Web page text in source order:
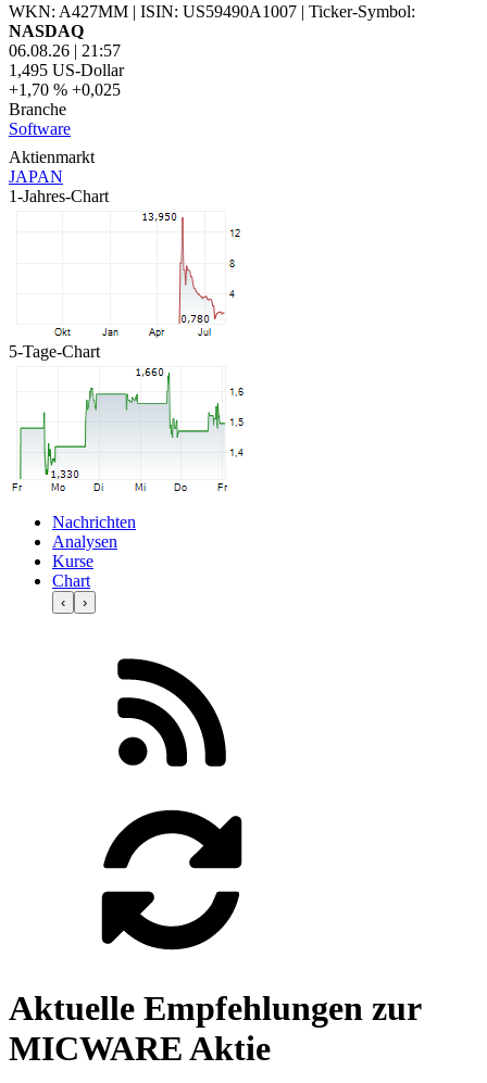
WKN: A427MM | ISIN: US59490A1007 | Ticker-Symbol:
NASDAQ
06.08.26 | 21:57
1,495 US-Dollar
+1,70 % +0,025
Branche
Software
Aktienmarkt
JAPAN
1-Jahres-Chart
5-Tage-Chart
Nachrichten
Analysen
Kurse
Chart
‹ ›
Aktuelle Empfehlungen zur
MICWARE Aktie